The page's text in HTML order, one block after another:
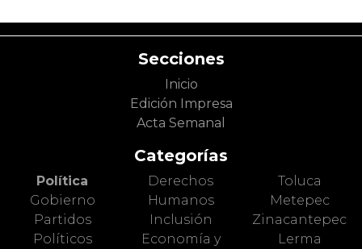
Secciones
Inicio
Edición Impresa
Acta Semanal
Categorías
Política
Gobierno
Partidos
Políticos
Derechos
Humanos
Inclusión
Economía y
Toluca
Metepec
Zinacantepec
Lerma